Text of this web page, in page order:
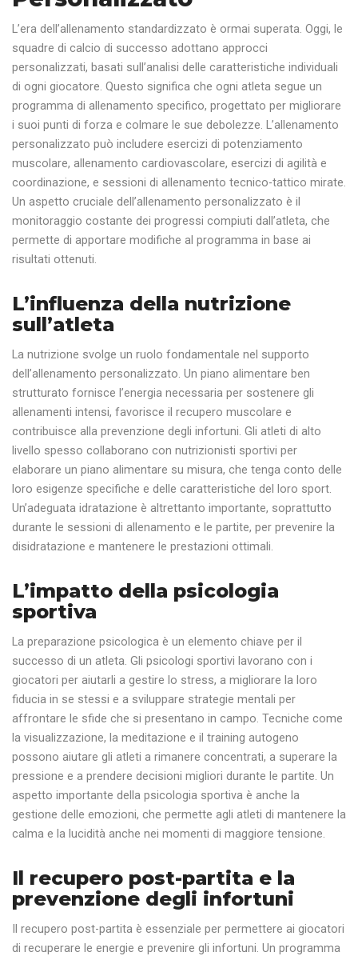
L’era dell’allenamento standardizzato è ormai superata. Oggi, le
squadre di calcio di successo adottano approcci
personalizzati, basati sull’analisi delle caratteristiche individuali
di ogni giocatore. Questo significa che ogni atleta segue un
programma di allenamento specifico, progettato per migliorare
i suoi punti di forza e colmare le sue debolezze. L’allenamento
personalizzato può includere esercizi di potenziamento
muscolare, allenamento cardiovascolare, esercizi di agilità e
coordinazione, e sessioni di allenamento tecnico-tattico mirate.
Un aspetto cruciale dell’allenamento personalizzato è il
monitoraggio costante dei progressi compiuti dall’atleta, che
permette di apportare modifiche al programma in base ai
risultati ottenuti.
L’influenza della nutrizione
sull’atleta
La nutrizione svolge un ruolo fondamentale nel supporto
dell’allenamento personalizzato. Un piano alimentare ben
strutturato fornisce l’energia necessaria per sostenere gli
allenamenti intensi, favorisce il recupero muscolare e
contribuisce alla prevenzione degli infortuni. Gli atleti di alto
livello spesso collaborano con nutrizionisti sportivi per
elaborare un piano alimentare su misura, che tenga conto delle
loro esigenze specifiche e delle caratteristiche del loro sport.
Un’adeguata idratazione è altrettanto importante, soprattutto
durante le sessioni di allenamento e le partite, per prevenire la
disidratazione e mantenere le prestazioni ottimali.
L’impatto della psicologia
sportiva
La preparazione psicologica è un elemento chiave per il
successo di un atleta. Gli psicologi sportivi lavorano con i
giocatori per aiutarli a gestire lo stress, a migliorare la loro
fiducia in se stessi e a sviluppare strategie mentali per
affrontare le sfide che si presentano in campo. Tecniche come
la visualizzazione, la meditazione e il training autogeno
possono aiutare gli atleti a rimanere concentrati, a superare la
pressione e a prendere decisioni migliori durante le partite. Un
aspetto importante della psicologia sportiva è anche la
gestione delle emozioni, che permette agli atleti di mantenere la
calma e la lucidità anche nei momenti di maggiore tensione.
Il recupero post-partita e la
prevenzione degli infortuni
Il recupero post-partita è essenziale per permettere ai giocatori
di recuperare le energie e prevenire gli infortuni. Un programma